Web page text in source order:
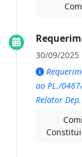
30/09/2025
ao PL./
Relator